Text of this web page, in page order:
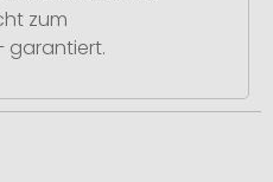
zum
garantiert.